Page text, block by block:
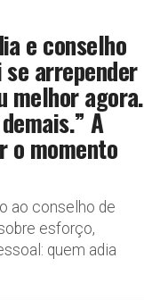
e conselho
se arrepender
melhor agora.
A
o momento
ao conselho de
esforço,
quem adia